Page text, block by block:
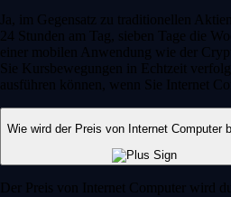
Ja, im Gegensatz zu traditionellen
24 Stunden am Tag, sieben Tage die
einer mobilen Anwendung wie der
Sie Kursbewegungen in Echtzeit
ausführen können, wenn Sie Internet
Wie wird der Preis von Internet Computer
Der Preis von Internet Computer wird